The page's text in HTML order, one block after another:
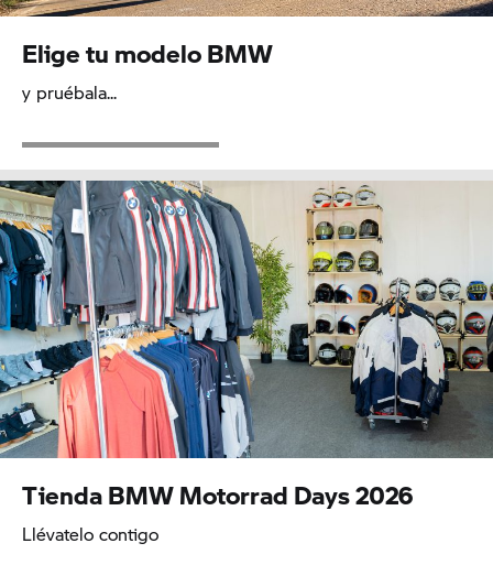
Elige tu modelo BMW
y pruébala...
Tienda BMW Motorrad Days 2026
Llévatelo contigo